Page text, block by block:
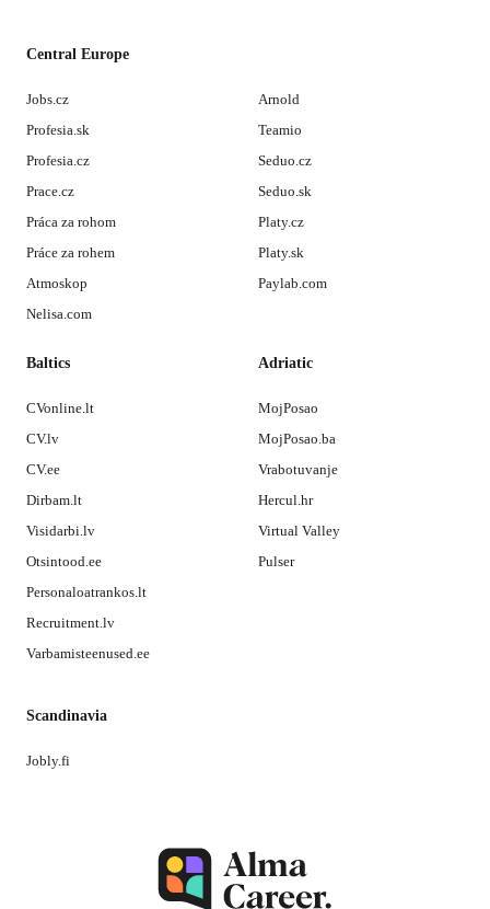
Central Europe
Jobs.cz
Profesia.sk
Profesia.cz
Prace.cz
Práca za rohom
Práce za rohem
Atmoskop
Nelisa.com
Arnold
Teamio
Seduo.cz
Seduo.sk
Platy.cz
Platy.sk
Paylab.com
Baltics
CVonline.lt
CV.lv
CV.ee
Dirbam.lt
Visidarbi.lv
Otsintood.ee
Personaloatrankos.lt
Recruitment.lv
Varbamisteenused.ee
Adriatic
MojPosao
MojPosao.ba
Vrabotuvanje
Hercul.hr
Virtual Valley
Pulser
Scandinavia
Jobly.fi